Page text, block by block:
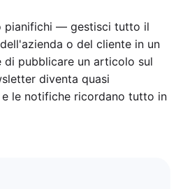
pianifichi — gestisci tutto il
o del cliente in un
di pubblicare un articolo sul
diventa quasi
le notifiche ricordano tutto in